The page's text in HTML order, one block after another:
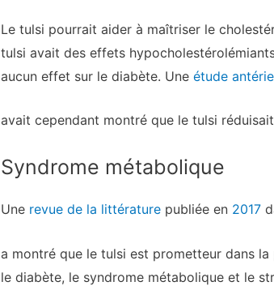
Le tulsi pourrait aider à maîtriser le
tulsi avait des effets
aucun effet sur le diabète. Une étude
avait cependant montré que le tulsi
Syndrome métabolique
Une revue de la littératurepubliée en 2017
a montré que le tulsi est prometteur dans
le diabète, le syndrome métabolique et le